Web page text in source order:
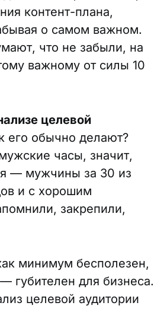
контент-плана,
о самом важном.
что не забыли, на
важному от силы 10
целевой
его обычно делают?
часы, значит,
— мужчины за 30 из
и с хорошим
закрепили,
минимум бесполезен,
губителен для бизнеса.
целевой аудитории